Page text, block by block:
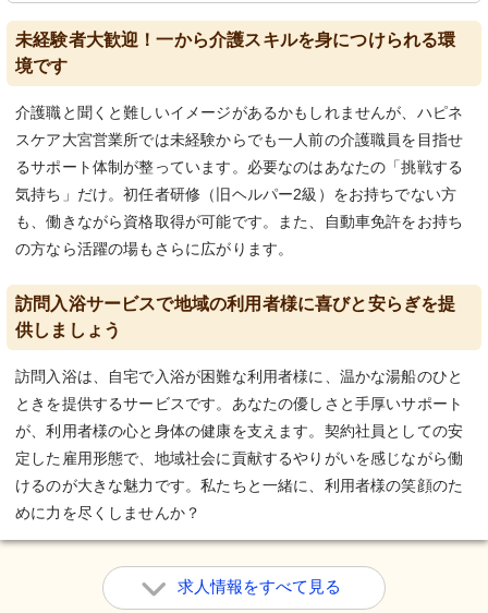
未経験者大歓迎！一から介護スキルを身につけられる環
境です
介護職と聞くと難しいイメージがあるかもしれませんが、ハピネ
スケア大宮営業所では未経験からでも一人前の介護職員を目指せ
るサポート体制が整っています。必要なのはあなたの「挑戦する
気持ち」だけ。初任者研修（旧ヘルパー2級）をお持ちでない方
も、働きながら資格取得が可能です。また、自動車免許をお持ち
の方なら活躍の場もさらに広がります。
訪問入浴サービスで地域の利用者様に喜びと安らぎを提
供しましょう
訪問入浴は、自宅で入浴が困難な利用者様に、温かな湯船のひと
ときを提供するサービスです。あなたの優しさと手厚いサポート
が、利用者様の心と身体の健康を支えます。契約社員としての安
定した雇用形態で、地域社会に貢献するやりがいを感じながら働
けるのが大きな魅力です。私たちと一緒に、利用者様の笑顔のた
めに力を尽くしませんか？
求人情報をすべて見る